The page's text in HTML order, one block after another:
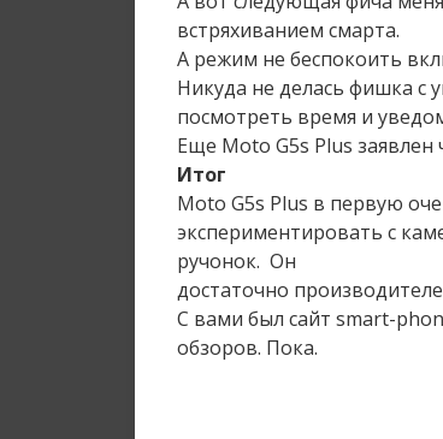
встряхиванием смарта.
А режим не беспокоить
Никуда не делась фишка с
посмотреть время и
Еще Moto G5s Plus заявлен
Итог
Moto G5s Plus в первую
экспериментировать с
ручонок. Он
достаточно
С вами был сайт smart-
обзоров. Пока.